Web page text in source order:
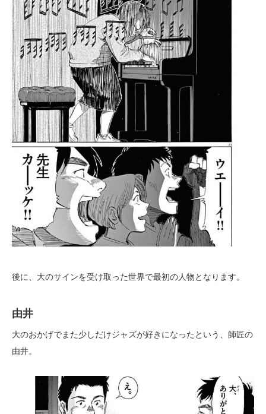
後に、大のサインを受け取った世界で最初の人物となります。
由井
大のおかげでまた少しだけジャズが好きになったという、師匠の
由井。